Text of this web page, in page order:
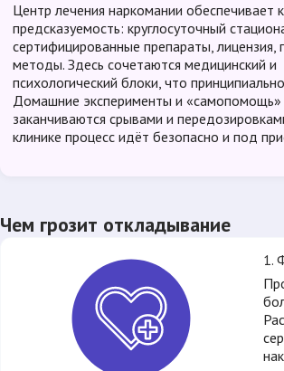
Центр лечения наркомании обеспечивает
предсказуемость: круглосуточный
сертифицированные препараты, лицензия,
методы. Здесь сочетаются медицинский и
психологический блоки, что
Домашние эксперименты и «самопомощь»
заканчиваются срывами и
клинике процесс идёт безопасно и под
Чем грозит откладывание
1.